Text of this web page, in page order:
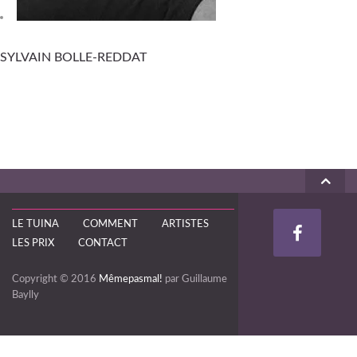
SYLVAIN BOLLE-REDDAT
LE TUINA COMMENT
ARTISTES
LES PRIX
CONTACT
Copyright © 2016 Mêmepasmal! par Guillaume
Baylly